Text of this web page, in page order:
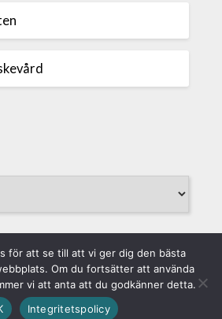
• Borgmästaregatan 9, 371 15
• 0455-300 312 • Org.Nr:
|| Produktion: Alvega & Co AB ||
för att se till att vi ger dig den bästa
Om du fortsätter att använda
vi att anta att du godkänner detta.
Integritetspolicy